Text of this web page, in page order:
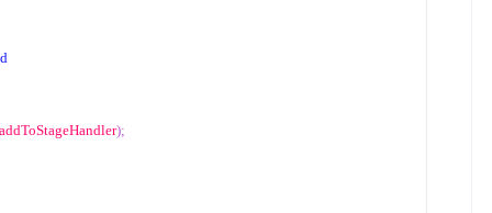
addToStageHandler);